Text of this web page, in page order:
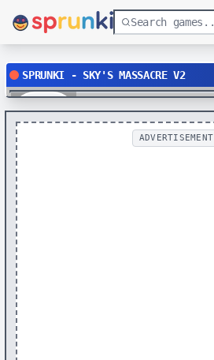
SPRUNKI - SKY'S MASSACRE V2
Play
ADVERTISEMENT